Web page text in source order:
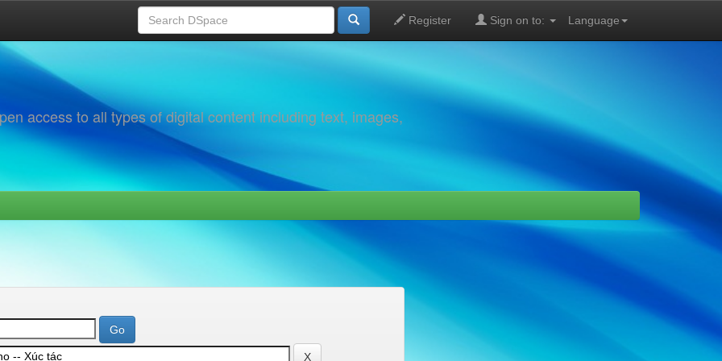
Language
Register Sign on to:
access to all types of digital content including text, images,